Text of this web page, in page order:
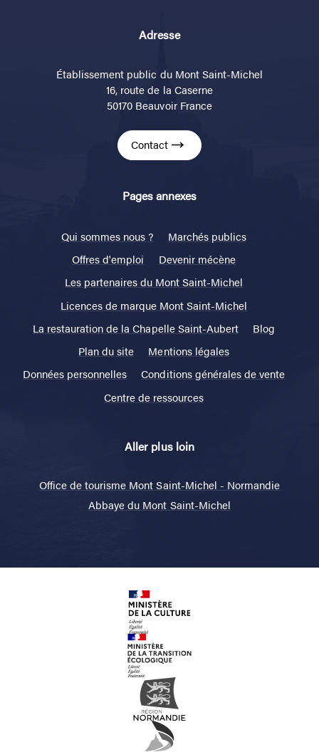
Adresse
Établissement public du Mont Saint-Michel
16, route de la Caserne
50170 Beauvoir France
Contact
Pages annexes
Qui sommes nous ?
Marchés publics
Offres d'emploi
Devenir mécène
Les partenaires du Mont Saint-Michel
Licences de marque Mont Saint-Michel
La restauration de la Chapelle Saint-Aubert
Blog
Plan du site
Mentions légales
Données personnelles
Conditions générales de vente
Centre de ressources
Aller plus loin
Office de tourisme Mont Saint-Michel - Normandie
Abbaye du Mont Saint-Michel